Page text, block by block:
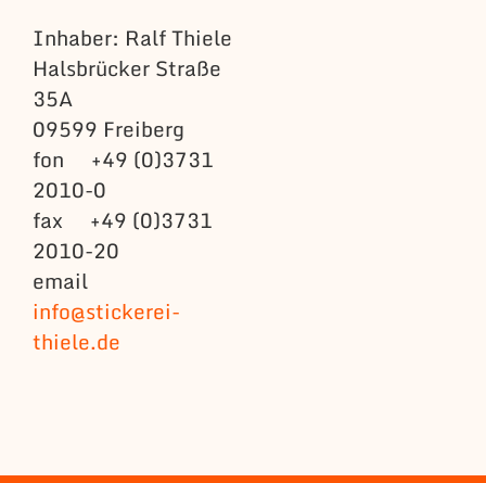
Inhaber: Ralf Thiele
Halsbrücker Straße
35A
09599 Freiberg
fon +49 (0)3731
2010-0
fax +49 (0)3731
2010-20
email
info@stickerei-
thiele.de